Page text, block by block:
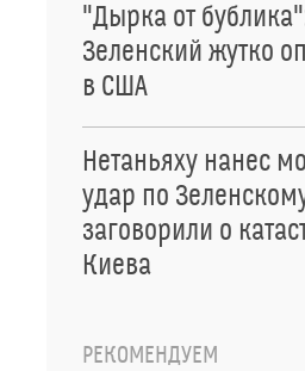
"Дырка от
Зеленский жутко
в США
Нетаньяху нанес
удар по
заговорили о
Киева
РЕКОМЕНДУЕМ